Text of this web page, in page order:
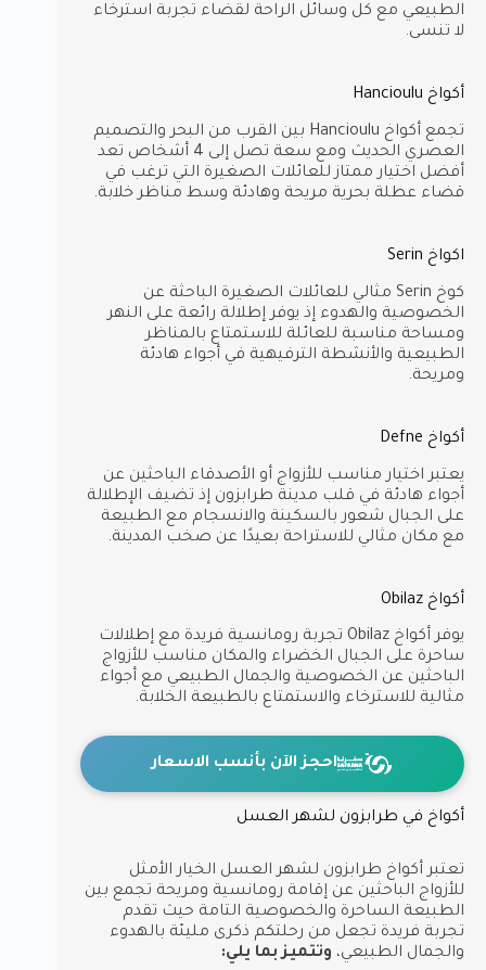
الطبيعي مع كل وسائل الراحة لقضاء تجربة استرخاء
لا تنسى.
أكواخ Hancioulu
تجمع أكواخ Hancioulu بين القرب من البحر والتصميم
العصري الحديث ومع سعة تصل إلى 4 أشخاص تعد
أفضل اختيار ممتاز للعائلات الصغيرة التي ترغب في
قضاء عطلة بحرية مريحة وهادئة وسط مناظر خلابة.
اكواخ Serin
كوخ Serin مثالي للعائلات الصغيرة الباحثة عن
الخصوصية والهدوء إذ يوفر إطلالة رائعة على النهر
ومساحة مناسبة للعائلة للاستمتاع بالمناظر
الطبيعية والأنشطة الترفيهية في أجواء هادئة
ومريحة.
أكواخ Defne
يعتبر اختيار مناسب للأزواج أو الأصدقاء الباحثين عن
أجواء هادئة في قلب مدينة طرابزون إذ تضيف الإطلالة
على الجبال شعور بالسكينة والانسجام مع الطبيعة
مع مكان مثالي للاستراحة بعيدًا عن صخب المدينة.
أكواخ Obilaz
يوفر أكواخ Obilaz تجربة رومانسية فريدة مع إطلالات
ساحرة على الجبال الخضراء والمكان مناسب للأزواج
الباحثين عن الخصوصية والجمال الطبيعي مع أجواء
مثالية للاسترخاء والاستمتاع بالطبيعة الخلابة.
احجز الآن بأنسب الاسعار
أكواخ في طرابزون لشهر العسل
تعتبر أكواخ طرابزون لشهر العسل الخيار الأمثل
للأزواج الباحثين عن إقامة رومانسية ومريحة تجمع بين
الطبيعة الساحرة والخصوصية التامة حيث تقدم
تجربة فريدة تجعل من رحلتكم ذكرى مليئة بالهدوء
والجمال الطبيعي، وتتميز بما يلي: